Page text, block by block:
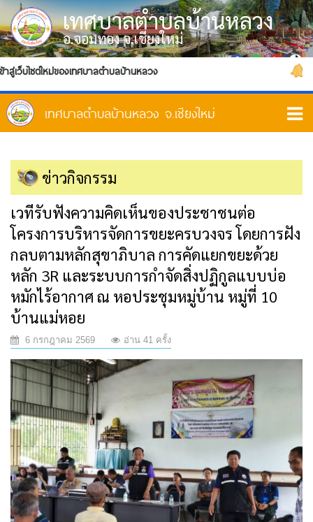
เทศบาลตำบลบ้านหลวง
อ.จอมทอง จ.เชียงใหม่
หม่ของเทศบาลตำบลบ้านหลวง ติดต่อเรา
ข่าวกิจกรรม
เวทีรับฟังความคิดเห็นของประชาชนต่อ
โครงการบริหารจัดการขยะครบวงจร โดยการฝัง
กลบตามหลักสุขาภิบาล การคัดแยกขยะด้วย
หลัก 3R และระบบการกำจัดสิ่งปฏิกูลแบบบ่อ
หมักไร้อากาศ ณ หอประชุมหมู่บ้าน หมู่ที่ 10
บ้านแม่หอย
6 กรกฎาคม 2569 อ่าน 41 ครั้ง